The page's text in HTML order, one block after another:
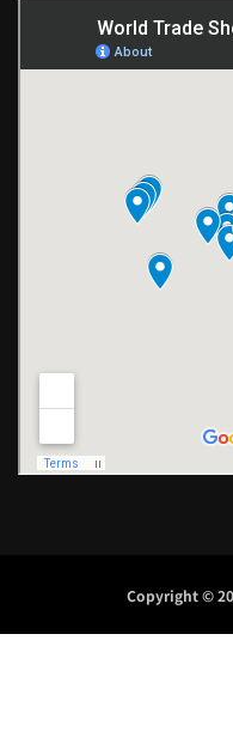
Copyright ©